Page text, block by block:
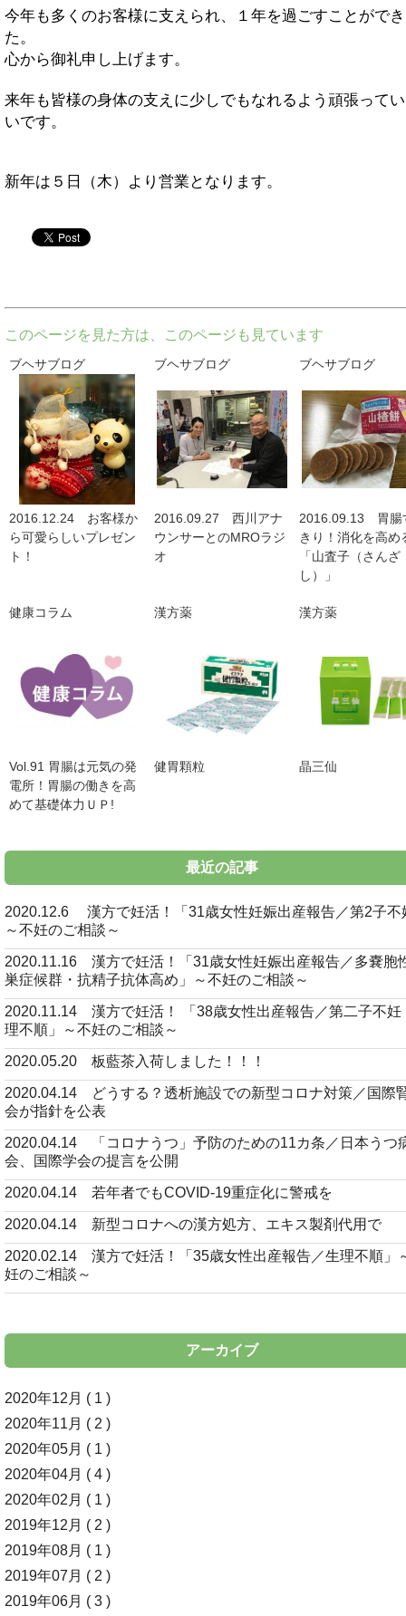
今年も多くのお客様に支えられ、１年を過ごすことがで
た。
心から御礼申し上げます。
来年も皆様の身体の支えに少しでもなれるよう頑張って
いです。
新年は５日（木）より営業となります。
このページを見た方は、このページも見ています
ブヘサブログ
2016.12.24 お客様か
ら可愛らしいプレゼン
ト！
ブヘサブログ
2016.09.27 西川アナ
ウンサーとのMROラジ
オ
ブヘサブログ
2016.09.13 胃腸
きり！消化を高め
「山査子（さんざ
し）」
健康コラム
Vol.91 胃腸は元気の発
電所！胃腸の働きを高
めて基礎体力ＵＰ!
漢方薬
健胃顆粒
漢方薬
晶三仙
最近の記事
2020.12.6 漢方で妊活！「31歳女性妊娠出産報告／第2子不
～不妊のご相談～
2020.11.16 漢方で妊活！「31歳女性妊娠出産報告／多嚢胞
巣症候群・抗精子抗体高め」～不妊のご相談～
2020.11.14 漢方で妊活！ 「38歳女性出産報告／第二子不妊
理不順」～不妊のご相談～
2020.05.20 板藍茶入荷しました！！！
2020.04.14 どうする？透析施設での新型コロナ対策／国際
会が指針を公表
2020.04.14 「コロナうつ」予防のための11カ条／日本うつ
会、国際学会の提言を公開
2020.04.14 若年者でもCOVID-19重症化に警戒を
2020.04.14 新型コロナへの漢方処方、エキス製剤代用で
2020.02.14 漢方で妊活！「35歳女性出産報告／生理不順」
妊のご相談～
アーカイブ
2020年12月 ( 1 )
2020年11月 ( 2 )
2020年05月 ( 1 )
2020年04月 ( 4 )
2020年02月 ( 1 )
2019年12月 ( 2 )
2019年08月 ( 1 )
2019年07月 ( 2 )
2019年06月 ( 3 )